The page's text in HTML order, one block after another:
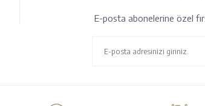
E-posta abonelerine özel